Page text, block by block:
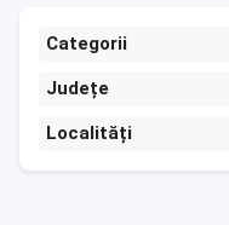
Categorii
Județe
Localități